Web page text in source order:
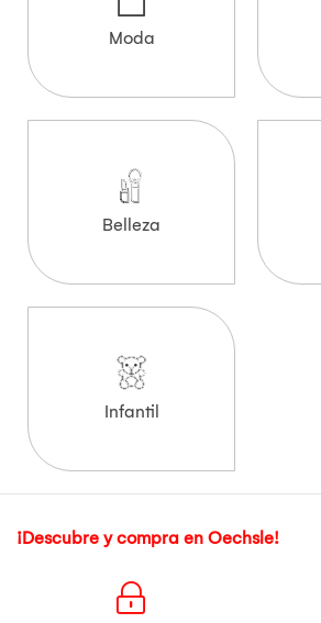
Moda
Belleza
Infantil
¡Descubre y compra en Oechsle!